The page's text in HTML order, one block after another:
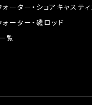
ォーター・ショアキャステ
ォーター・磯ロッド
覧